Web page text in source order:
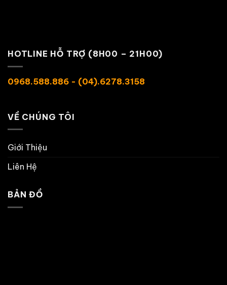
HOTLINE HỖ TRỢ (8H00 – 21H00)
0968.588.886 - (04).6278.3158
VỀ CHÚNG TÔI
Giới Thiệu
Liên Hệ
BẢN ĐỒ